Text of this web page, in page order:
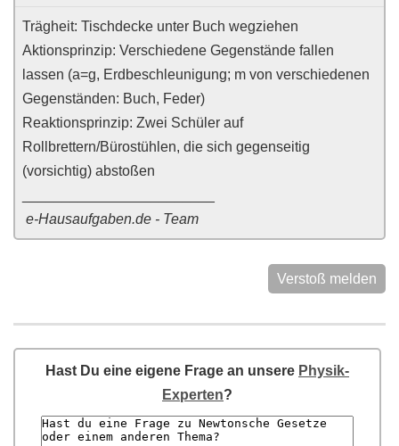
Trägheit: Tischdecke unter Buch wegziehen
Aktionsprinzip: Verschiedene Gegenstände fallen
lassen (a=g, Erdbeschleunigung; m von verschiedenen
Gegenständen: Buch, Feder)
Reaktionsprinzip: Zwei Schüler auf
Rollbrettern/Bürostühlen, die sich gegenseitig
(vorsichtig) abstoßen
e-Hausaufgaben.de - Team
Verstoß melden
Hast Du eine eigene Frage an unsere Physik-
Experten?